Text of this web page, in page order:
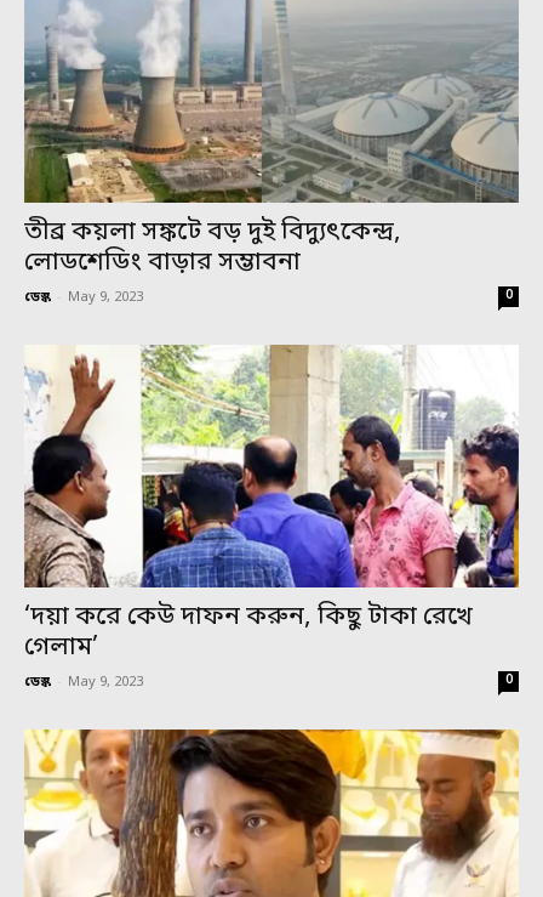
তীব্র কয়লা সঙ্কটে বড় দুই বিদ্যুৎকেন্দ্র,
লোডশেডিং বাড়ার সম্ভাবনা
ডেস্ক - May 9, 2023 0
‘দয়া করে কেউ দাফন করুন, কিছু টাকা রেখে
গেলাম’
ডেস্ক - May 9, 2023 0